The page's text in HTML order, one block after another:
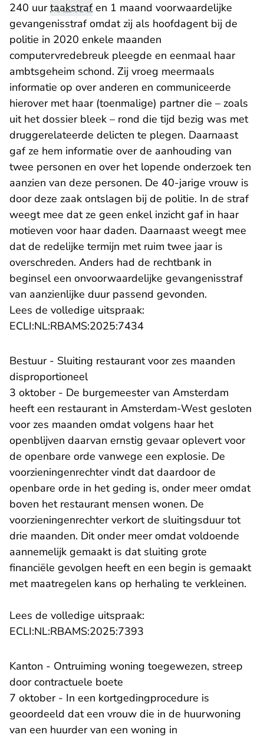
240 uurtaakstrafen 1 maand voorwaardelijke
gevangenisstraf omdat zij als hoofdagent bij de
politie in 2020 enkele maanden
computervredebreuk pleegde en eenmaal haar
ambtsgeheim schond. Zij vroeg meermaals
informatie op over anderen en communiceerde
hierover met haar (toenmalige) partner die – zoals
uit het dossier bleek – rond die tijd bezig was met
druggerelateerde delicten te plegen. Daarnaast
gaf ze hem informatie over de aanhouding van
twee personen en over het lopende onderzoek ten
aanzien van deze personen. De 40-jarige vrouw is
door deze zaak ontslagen bij de politie. In de straf
weegt mee dat ze geen enkel inzicht gaf in haar
motieven voor haar daden. Daarnaast weegt mee
dat de redelijke termijn met ruim twee jaar is
overschreden. Anders had de rechtbank in
beginsel een onvoorwaardelijke gevangenisstraf
van aanzienlijke duur passend gevonden.
Lees de volledige uitspraak:
ECLI:NL:RBAMS:2025:7434- U verlaat
Bestuur - Sluiting restaurant voor zes maanden
disproportioneel
3 oktober - De burgemeester van Amsterdam
heeft een restaurant in Amsterdam-West gesloten
voor zes maanden omdat volgens haar het
openblijven daarvan ernstig gevaar oplevert voor
de openbare orde vanwege een explosie. De
voorzieningenrechter vindt dat daardoor de
openbare orde in het geding is, onder meer omdat
boven het restaurant mensen wonen. De
voorzieningenrechter verkort de sluitingsduur tot
drie maanden. Dit onder meer omdat voldoende
aannemelijk gemaakt is dat sluiting grote
financiële gevolgen heeft en een begin is gemaakt
met maatregelen kans op herhaling te verkleinen.
Lees de volledige uitspraak:
ECLI:NL:RBAMS:2025:7393
Kanton - Ontruiming woning toegewezen, streep
door contractuele boete
7 oktober - In een kortgedingprocedure is
geoordeeld dat een vrouw die in de huurwoning
van een huurder van een woning in